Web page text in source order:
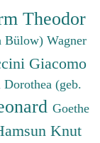
Theodor
Bülow) Wagner
Giacomo
Dorothea (geb.
Goethe
Knut